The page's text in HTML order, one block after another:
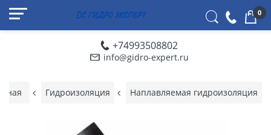
+74993508802
info@gidro-expert.ru
0
Гидроизоляция Наплавляемая гидроизоляция